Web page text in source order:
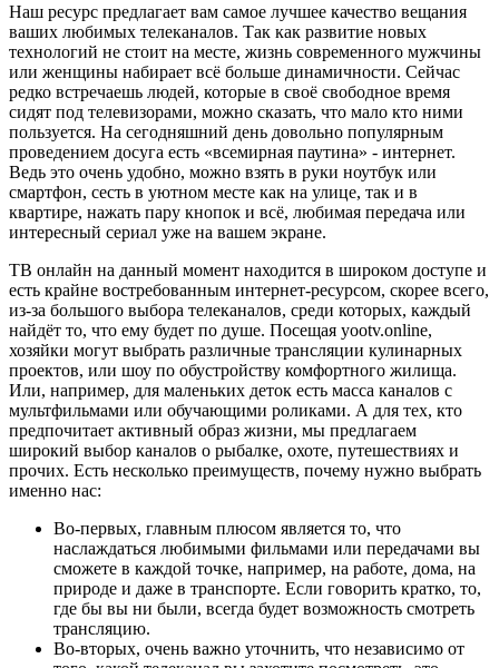
Наш ресурс предлагает вам самое лучшее качество вещания
ваших любимых телеканалов. Так как развитие новых
технологий не стоит на месте, жизнь современного мужчины
или женщины набирает всё больше динамичности. Сейчас
редко встречаешь людей, которые в своё свободное время
сидят под телевизорами, можно сказать, что мало кто ними
пользуется. На сегодняшний день довольно популярным
проведением досуга есть «всемирная паутина» - интернет.
Ведь это очень удобно, можно взять в руки ноутбук или
смартфон, сесть в уютном месте как на улице, так и в
квартире, нажать пару кнопок и всё, любимая передача или
интересный сериал уже на вашем экране.
ТВ онлайн на данный момент находится в широком доступе и
есть крайне востребованным интернет-ресурсом, скорее всего,
из-за большого выбора телеканалов, среди которых, каждый
найдёт то, что ему будет по душе. Посещая yootv.online,
хозяйки могут выбрать различные трансляции кулинарных
проектов, или шоу по обустройству комфортного жилища.
Или, например, для маленьких деток есть масса каналов с
мультфильмами или обучающими роликами. А для тех, кто
предпочитает активный образ жизни, мы предлагаем
широкий выбор каналов о рыбалке, охоте, путешествиях и
прочих. Есть несколько преимуществ, почему нужно выбрать
именно нас:
Во-первых, главным плюсом является то, что
наслаждаться любимыми фильмами или передачами вы
сможете в каждой точке, например, на работе, дома, на
природе и даже в транспорте. Если говорить кратко, то,
где бы вы ни были, всегда будет возможность смотреть
трансляцию.
Во-вторых, очень важно уточнить, что независимо от